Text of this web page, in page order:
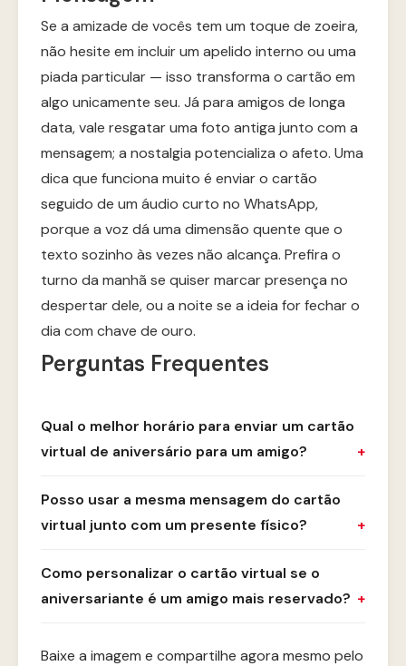
Se a amizade de vocês tem um toque de zoeira,
não hesite em incluir um apelido interno ou uma
piada particular — isso transforma o cartão em
algo unicamente seu. Já para amigos de longa
data, vale resgatar uma foto antiga junto com a
mensagem; a nostalgia potencializa o afeto. Uma
dica que funciona muito é enviar o cartão
seguido de um áudio curto no WhatsApp,
porque a voz dá uma dimensão quente que o
texto sozinho às vezes não alcança. Prefira o
turno da manhã se quiser marcar presença no
despertar dele, ou a noite se a ideia for fechar o
dia com chave de ouro.
Perguntas Frequentes
Qual o melhor horário para enviar um cartão
virtual de aniversário para um amigo?
Posso usar a mesma mensagem do cartão
virtual junto com um presente físico?
Como personalizar o cartão virtual se o
aniversariante é um amigo mais reservado?
Baixe a imagem e compartilhe agora mesmo pelo